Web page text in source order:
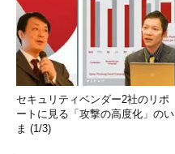
セキュリティベンダー2社のリポ
ートに見る「攻撃の高度化」のい
ま (1/3)